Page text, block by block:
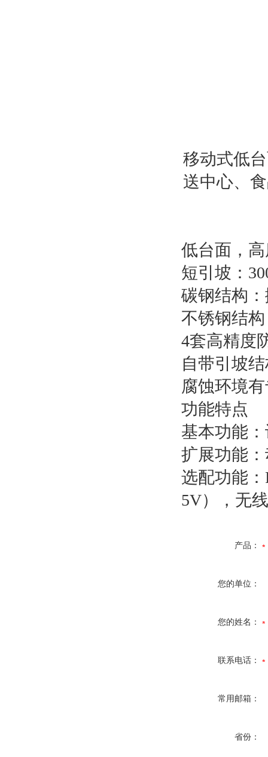
移动式低
送中心、
低台面，高
短引坡：
碳钢结构
不锈钢结
4套高精度
自带引坡
腐蚀环境
功能特点
基本功能
扩展功能
选配功能：
5V），无
产品：
您的单位：
您的姓名：
联系电话：
常用邮箱：
省份：